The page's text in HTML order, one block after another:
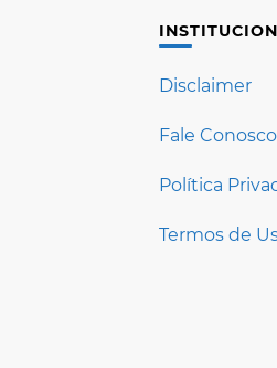
Disclaimer
Fale Conosco
Política
Termos de